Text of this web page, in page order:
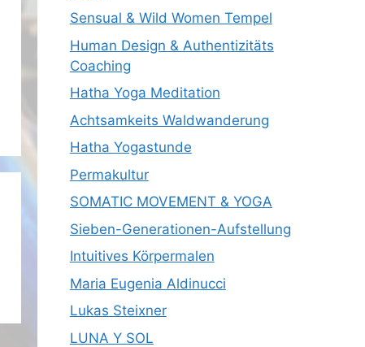
Sensual & Wild Women Tempel
Human Design & Authentizitäts
Coaching
Hatha Yoga Meditation
Achtsamkeits Waldwanderung
Hatha Yogastunde
Permakultur
SOMATIC MOVEMENT & YOGA
Sieben-Generationen-Aufstellung
Intuitives Körpermalen
Maria Eugenia Aldinucci
Lukas Steixner
LUNA Y SOL